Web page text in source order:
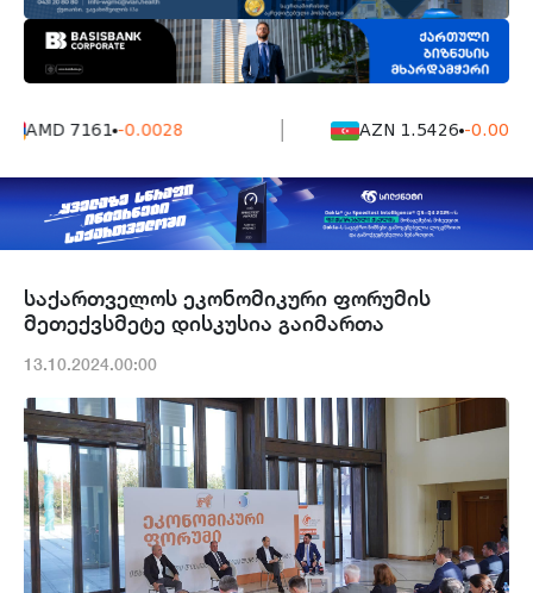
AMD 7161 -0.0028 AZN 1.5426 -0.0004
საქართველოს ეკონომიკური ფორუმის
მეთექვსმეტე დისკუსია გაიმართა
13.10.2024.00:00